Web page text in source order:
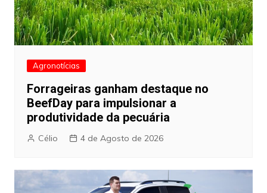
Agronotícias
Forrageiras ganham destaque no
BeefDay para impulsionar a
produtividade da pecuária
Célio 4 de Agosto de 2026